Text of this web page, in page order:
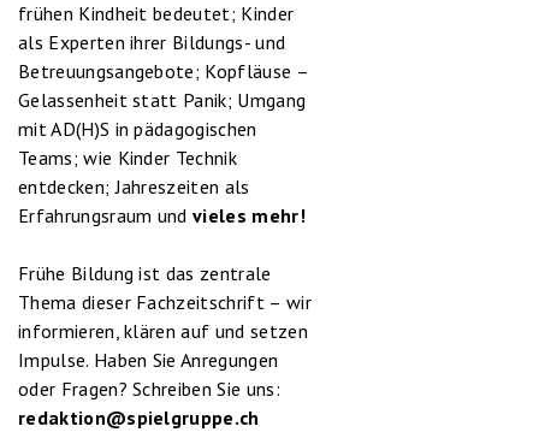
frühen Kindheit bedeutet; Kinder
als Experten ihrer Bildungs- und
Betreuungsangebote; Kopfläuse –
Gelassenheit statt Panik; Umgang
mit AD(H)S in pädagogischen
Teams; wie Kinder Technik
entdecken; Jahreszeiten als
Erfahrungsraum undvieles mehr!
Frühe Bildung ist das zentrale
Thema dieser Fachzeitschrift – wir
informieren, klären auf und setzen
Impulse. Haben Sie Anregungen
oder Fragen? Schreiben Sie uns:
redaktion@spielgruppe.ch